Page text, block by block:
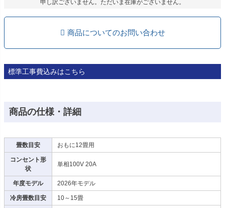
申し訳ございません。ただいま在庫がございません。
商品についてのお問い合わせ
標準工事費込みはこちら
商品の仕様・詳細
畳数目安 おもに12畳用
コンセント形
状
単相100V 20A
年度モデル 2026年モデル
冷房畳数目安 10～15畳